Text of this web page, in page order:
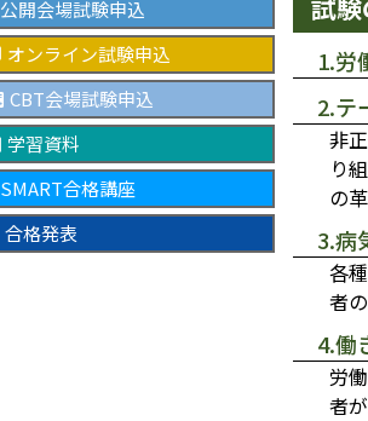
公開会場試験申込
オンライン試験申込
CBT会場試験申込
学習資料
SMART合格講座
合格発表
試
1.労
2.テ
非
り
の
3.病
各
者
4.働
労
者